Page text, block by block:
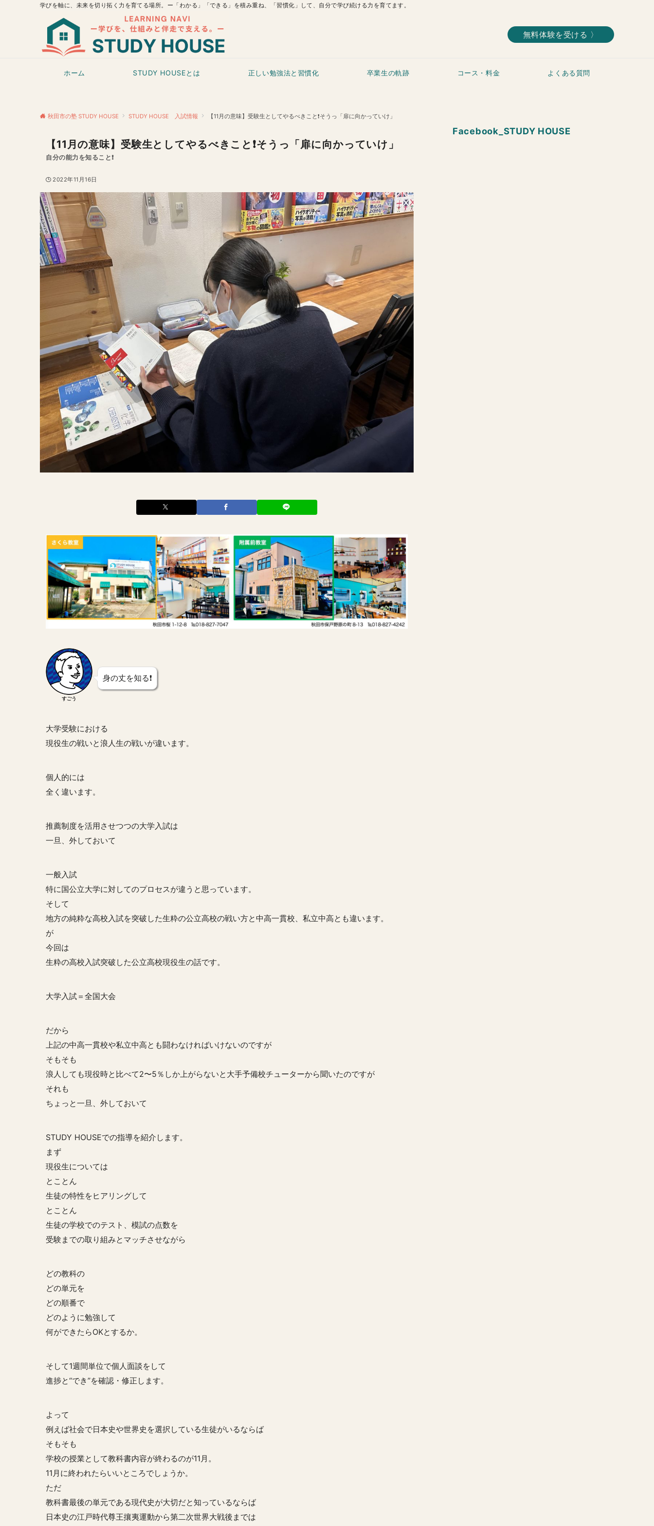
学びを軸に、未来を切り拓く力を育てる場所。ー「わかる」「できる」を積み重ね、「習慣化」して、自分で学び続ける力を育てます。
無料体験を受ける 〉
ホーム STUDY HOUSEとは 正しい勉強法と習慣化 卒業生の軌跡 コース・料金 よくある質問
秋田市の塾 STUDY HOUSE STUDY HOUSE 入試情報 【11月の意味】受験生としてやるべきこと❗️そうっ「扉に向かっていけ」
【11月の意味】受験生としてやるべきこと❗️そうっ「扉に向かっていけ」
自分の能力を知ること❗️
2022年11月16日
すごう
身の丈を知る❗️
大学受験における
現役生の戦いと浪人生の戦いが違います。
個人的には
全く違います。
推薦制度を活用させつつの大学入試は
一旦、外しておいて
一般入試
特に国公立大学に対してのプロセスが違うと思っています。
そして
地方の純粋な高校入試を突破した生粋の公立高校の戦い方と中高一貫校、私立中高とも違います。
が
今回は
生粋の高校入試突破した公立高校現役生の話です。
大学入試＝全国大会
だから
上記の中高一貫校や私立中高とも闘わなければいけないのですが
そもそも
浪人しても現役時と比べて2〜5％しか上がらないと大手予備校チューターから聞いたのですが
それも
ちょっと一旦、外しておいて
STUDY HOUSEでの指導を紹介します。
まず
現役生については
とことん
生徒の特性をヒアリングして
とことん
生徒の学校でのテスト、模試の点数を
受験までの取り組みとマッチさせながら
どの教科の
どの単元を
どの順番で
どのように勉強して
何ができたらOKとするか。
そして1週間単位で個人面談をして
進捗と“でき”を確認・修正します。
よって
例えば社会で日本史や世界史を選択している生徒がいるならば
そもそも
学校の授業として教科書内容が終わるのが11月。
11月に終われたらいいところでしょうか。
ただ
教科書最後の単元である現代史が大切だと知っているならば
日本史の江戸時代尊王攘夷運動から第二次世界大戦後までは
Facebook_STUDY HOUSE